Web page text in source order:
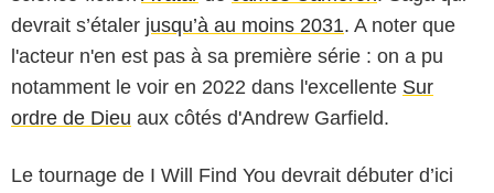
devrait s’étaler jusqu’à au moins 2031. A noter que
l'acteur n'en est pas à sa première série : on a pu
notamment le voir en 2022 dans l'excellente Sur
ordre de Dieu aux côtés d'Andrew Garfield.
Le tournage de I Will Find You devrait débuter d’ici